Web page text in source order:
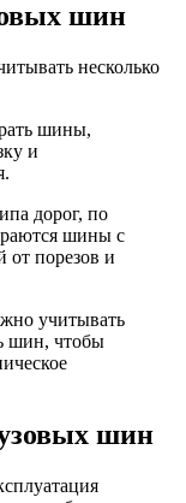
шин
несколько
шины,
и
дорог, по
шины с
от порезов и
учитывать
шин, чтобы
шин